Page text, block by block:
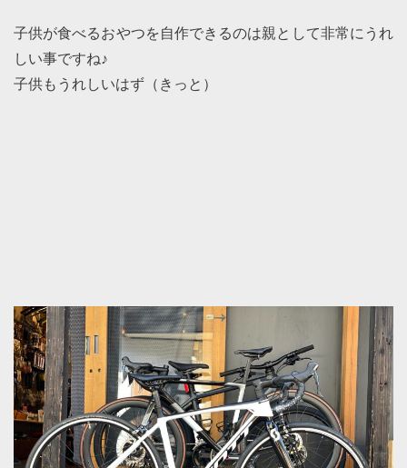
子供が食べるおやつを自作できるのは親として非常にうれ
しい事ですね♪
子供もうれしいはず（きっと）